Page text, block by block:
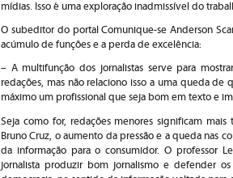
mídias. Isso é uma exploração inadmissível do
O subeditor do portal Comunique-se Anderson
acúmulo de funções e a perda de excelência:
– A multifunção dos jornalistas serve para
redações, mas não relaciono isso a uma queda
máximo um profissional que seja bom em texto e
Seja como for, redações menores significam
Bruno Cruz, o aumento da pressão e a queda nas
da informação para o consumidor. O professor
jornalista produzir bom jornalismo e defender